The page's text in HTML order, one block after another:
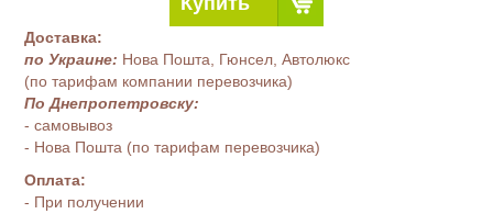
Доставка:
по Украине: Нова Пошта, Гюнсел, Автолюкс
(по тарифам компании перевозчика)
По Днепропетровску:
- самовывоз
- Нова Пошта (по тарифам перевозчика)
Оплата:
- При получении